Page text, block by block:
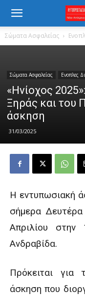
Σώματα Ασφαλείας
Σώματα Ασφαλείας Ενοπλες
«Ηνίοχος
Ξηράς και του
άσκηση
31/03/2025
Η εντυπωσιακή
σήμερα
Απριλίου
Ανδραβίδα.
Πρόκειται για
άσκηση που